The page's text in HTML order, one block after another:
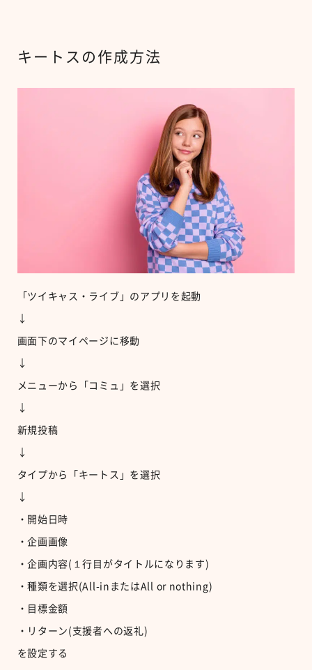
キートスの作成方法
「ツイキャス・ライブ」のアプリを起動
↓
画面下のマイページに移動
↓
メニューから「コミュ」を選択
↓
新規投稿
↓
タイプから「キートス」を選択
↓
・開始日時
・企画画像
・企画内容(１行目がタイトルになります)
・種類を選択(All-inまたはAll or nothing)
・目標金額
・リターン(支援者への返礼)
を設定する